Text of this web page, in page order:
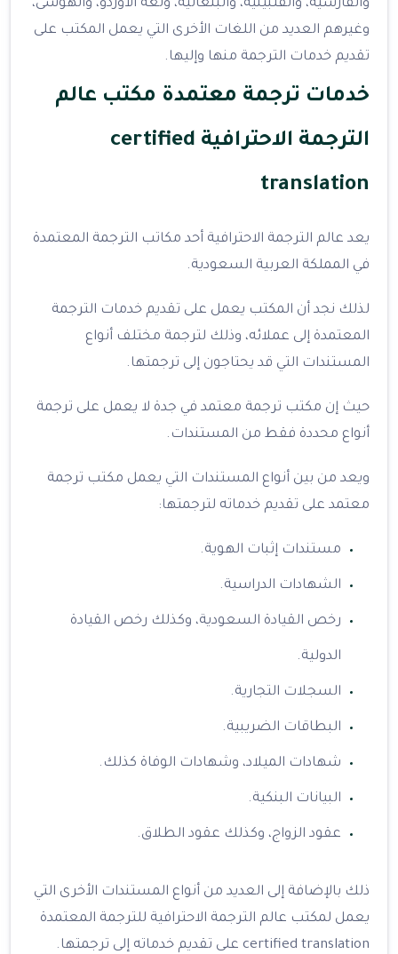
والفارسية، والفلبينية، والبنغالية، ولغة الأوردو، والهوسى،
وغيرهم العديد من اللغات الأخرى التي يعمل المكتب على
تقديم خدمات الترجمة منها وإليها.
خدمات ترجمة معتمدة مكتب عالم
الترجمة الاحترافية certified
translation
يعد عالم الترجمة الاحترافية أحد مكاتب الترجمة المعتمدة
في المملكة العربية السعودية.
لذلك نجد أن المكتب يعمل على تقديم خدمات الترجمة
المعتمدة إلى عملائه، وذلك لترجمة مختلف أنواع
المستندات التي قد يحتاجون إلى ترجمتها.
حيث إن مكتب ترجمة معتمد في جدة لا يعمل على ترجمة
أنواع محددة فقط من المستندات.
ويعد من بين أنواع المستندات التي يعمل مكتب ترجمة
معتمد على تقديم خدماته لترجمتها:
مستندات إثبات الهوية.
الشهادات الدراسية.
رخص القيادة السعودية، وكذلك رخص القيادة
الدولية.
السجلات التجارية.
البطاقات الضريبية.
شهادات الميلاد، وشهادات الوفاة كذلك.
البيانات البنكية.
عقود الزواج، وكذلك عقود الطلاق.
ذلك بالإضافة إلى العديد من أنواع المستندات الأخرى التي
يعمل لمكتب عالم الترجمة الاحترافية للترجمة المعتمدة
certified translation على تقديم خدماته إلى ترجمتها.